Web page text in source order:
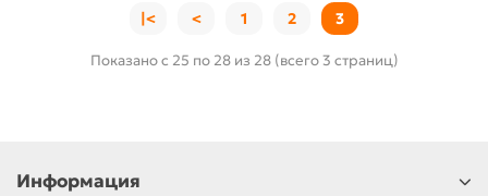
|< < 1 2 3
Показано с 25 по 28 из 28 (всего 3 страниц)
Информация